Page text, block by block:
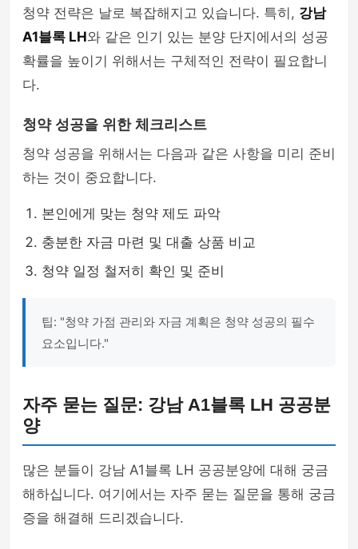
청약 전략은 날로 복잡해지고 있습니다. 특히, 강남
A1블록 LH와 같은 인기 있는 분양 단지에서의 성공
확률을 높이기 위해서는 구체적인 전략이 필요합니
다.
청약 성공을 위한 체크리스트
청약 성공을 위해서는 다음과 같은 사항을 미리 준비
하는 것이 중요합니다.
본인에게 맞는 청약 제도 파악
충분한 자금 마련 및 대출 상품 비교
청약 일정 철저히 확인 및 준비
팁: "청약 가점 관리와 자금 계획은 청약 성공의 필수
요소입니다."
자주 묻는 질문: 강남 A1블록 LH 공공분
양
많은 분들이 강남 A1블록 LH 공공분양에 대해 궁금
해하십니다. 여기에서는 자주 묻는 질문을 통해 궁금
증을 해결해 드리겠습니다.